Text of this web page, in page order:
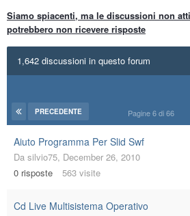
Siamo spiacenti, ma le discussioni non
potrebbero non ricevere risposte
1,642 discussioni in questo forum
PRECEDENTE Pagine 6 di 66
Aiuto Programma Per Slid Swf
Da silvio75, December 26, 2010
0 risposte 563 visite
Cd Live Multisistema Operativo